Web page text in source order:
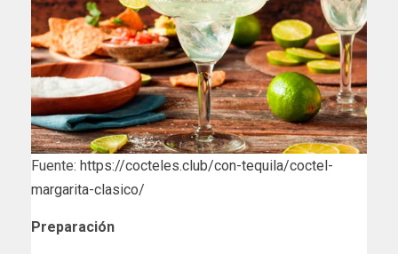
Fuente: https://cocteles.club/con-tequila/coctel-
margarita-clasico/
Preparación